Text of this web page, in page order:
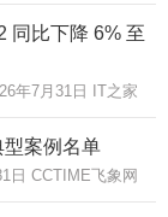
同比下降 6% 至
年7月31日 IT之家
型案例名单
日 CCTIME飞象网